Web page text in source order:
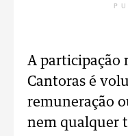
A participação
Cantoras é
remuneração
nem qualquer